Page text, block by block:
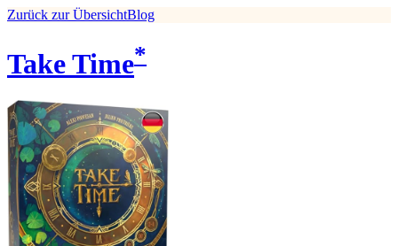
Zurück zur ÜbersichtBlog
Take Time*